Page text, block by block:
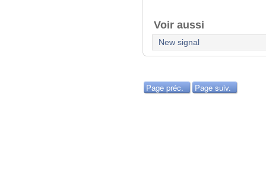
Voir aussi
New signal
Page préc. Page suiv.